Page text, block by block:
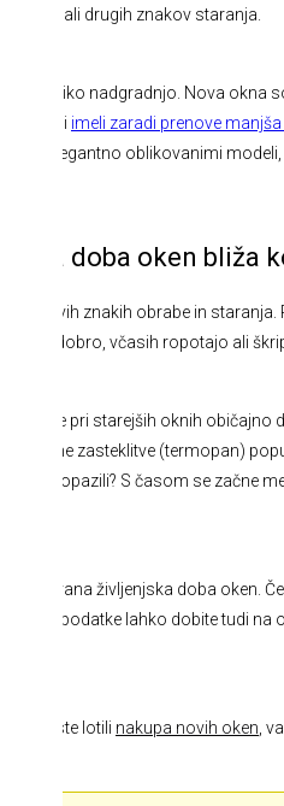
ali drugih znakov staranja.
veliko nadgradnjo. Nova okna
da bi imeli zaradi prenove
med elegantno oblikovanimi
doba oken bliža
ob prvih znakih obrabe in
tesnijo dobro, včasih ropotajo ali
ki je pri starejših oknih običajno
zasteklitve (termopan)
pojav opazili? S časom se začne
življenjska doba oken.
Te podatke lahko dobite tudi
se boste lotili nakupa novih oken ,